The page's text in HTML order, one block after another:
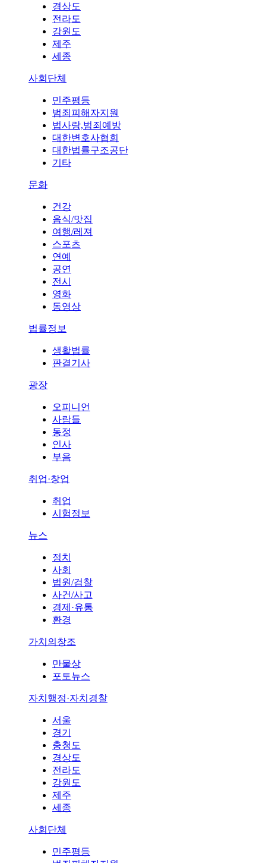
경상도
전라도
강원도
제주
세종
사회단체
민주평등
범죄피해자지원
법사랑,범죄예방
대한변호사협회
대한법률구조공단
기타
문화
건강
음식/맛집
여행/레져
스포츠
연예
공연
전시
영화
동영상
법률정보
생활법률
판결기사
광장
오피니언
사람들
동정
인사
부음
취업·창업
취업
시험정보
뉴스
정치
사회
법원/검찰
사건/사고
경제·유통
환경
가치의창조
만물상
포토뉴스
자치행정·자치경찰
서울
경기
충청도
경상도
전라도
강원도
제주
세종
사회단체
민주평등